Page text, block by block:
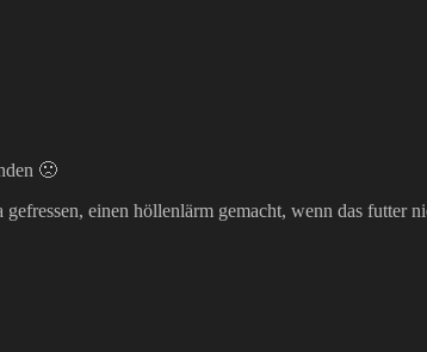
🙁
einen höllenlärm gemacht, wenn das futter